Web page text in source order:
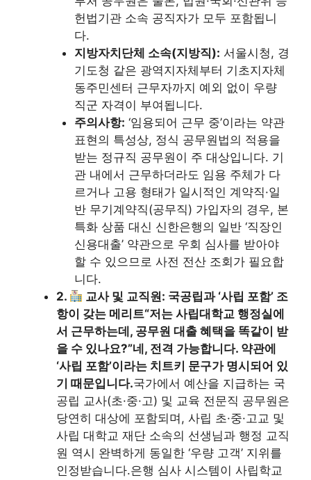
헌법기관 소속 공직자가 모두 포함됩니
다.
지방자치단체 소속(지방직): 서울시청, 경
기도청 같은 광역지자체부터 기초지자체
동주민센터 근무자까지 예외 없이 우량
직군 자격이 부여됩니다.
주의사항: ‘임용되어 근무 중’이라는 약관
표현의 특성상, 정식 공무원법의 적용을
받는 정규직 공무원이 주 대상입니다. 기
관 내에서 근무하더라도 임용 주체가 다
르거나 고용 형태가 일시적인 계약직·일
반 무기계약직(공무직) 가입자의 경우, 본
특화 상품 대신 신한은행의 일반 ‘직장인
신용대출’ 약관으로 우회 심사를 받아야
할 수 있으므로 사전 전산 조회가 필요합
니다.
2.
교사 및 교직원: 국공립과 ‘사립 포함’ 조
항이 갖는 메리트“저는 사립대학교 행정실에
서 근무하는데, 공무원 대출 혜택을 똑같이 받
을 수 있나요?”네, 전격 가능합니다. 약관에
‘사립 포함’이라는 치트키 문구가 명시되어 있
기 때문입니다.국가에서 예산을 지급하는 국
공립 교사(초·중·고) 및 교육 전문직 공무원은
당연히 대상에 포함되며, 사립 초·중·고교 및
사립 대학교 재단 소속의 선생님과 행정 교직
원 역시 완벽하게 동일한 ‘우량 고객’ 지위를
인정받습니다.은행 심사 시스템이 사립학교